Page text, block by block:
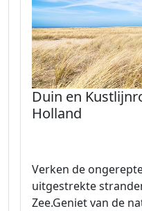
Duin en
Holland
Verken de
uitgestrekte
Zee.Geniet van de